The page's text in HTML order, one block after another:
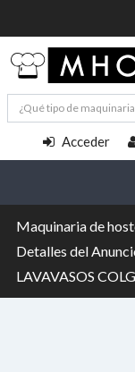
Acceder
Maquinaria de
Detalles del
LAVAVASOS